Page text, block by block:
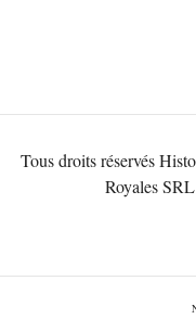
Tous droits réservés
Royales